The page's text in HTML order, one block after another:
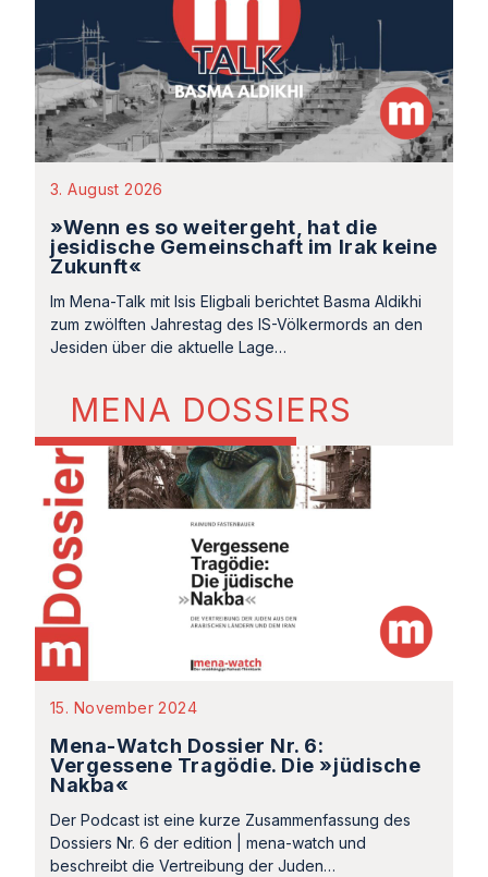
3. August 2026
»Wenn es so weitergeht, hat die
jesidische Gemeinschaft im Irak keine
Zukunft«
Im Mena-Talk mit Isis Eligbali berichtet Basma Aldikhi
zum zwölften Jahrestag des IS-Völkermords an den
Jesiden über die aktuelle Lage…
MENA DOSSIERS
15. November 2024
Mena-Watch Dossier Nr. 6:
Vergessene Tragödie. Die »jüdische
Nakba«
Der Podcast ist eine kurze Zusammenfassung des
Dossiers Nr. 6 der edition | mena-watch und
beschreibt die Vertreibung der Juden…